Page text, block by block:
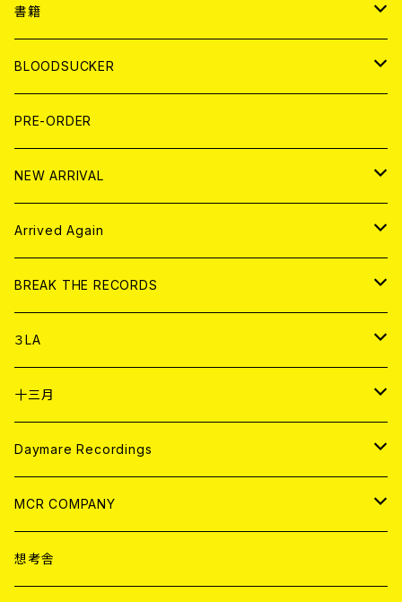
７EP
LP
WORLD
7EP
LP
JAPAN
T-shirt
HOOD
WORLD
T-shirt
HOOD
書籍
MAGAZINE
BOLLOCKS
EL ZINE
写真集 (PHOTOBOOK)
BLOODSUCKER
CD
アナログ
アパレル
書籍
DIGITAL CONTENTS
PRE-ORDER
NEW ARRIVAL
CD
アナログ
Arrived Again
CD
アナログ
BREAK THE RECORDS
CD
ANALOG
アパレル
３LA
CD
ANALOG
十三月
CD
ANALOG
Daymare Recordings
CD
ANALOG
MCR COMPANY
CD
想考舎